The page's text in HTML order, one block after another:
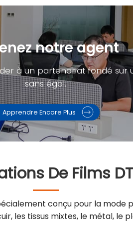
notre agent
à un partenariat fondé
sans égal.
Apprendre Encore Plus
De Films
conçu pour la
les tissus mixtes, le métal, le